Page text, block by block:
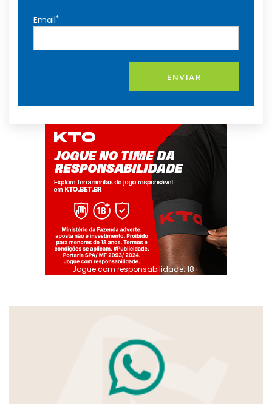
Email*
ENVIAR
Jogue com responsabilidade. 18+